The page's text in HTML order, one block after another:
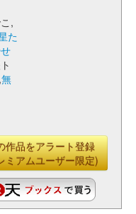
,
た
,無
作品をアラート登録
ミアムユーザー限定)